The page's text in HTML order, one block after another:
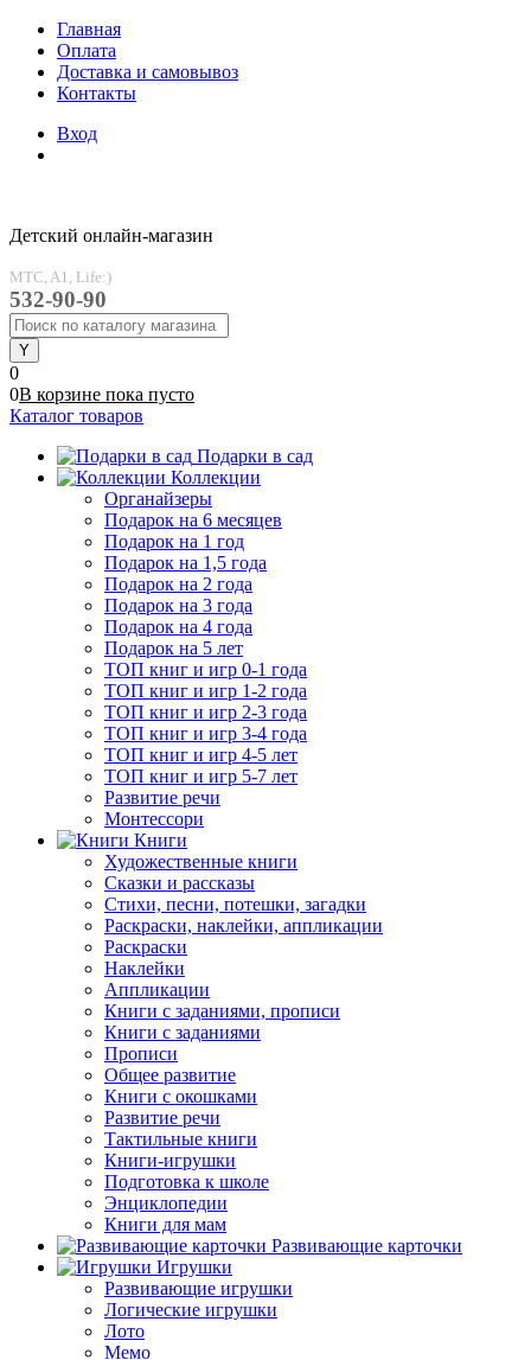
Главная
Оплата
Доставка и самовывоз
Контакты
Вход
Детский онлайн-магазин
MTC, A1, Life:)
532-90-90
0
0В корзине пока пусто
Каталог товаров
Подарки в сад
Коллекции
Органайзеры
Подарок на 6 месяцев
Подарок на 1 год
Подарок на 1,5 года
Подарок на 2 года
Подарок на 3 года
Подарок на 4 года
Подарок на 5 лет
ТОП книг и игр 0-1 года
ТОП книг и игр 1-2 года
ТОП книг и игр 2-3 года
ТОП книг и игр 3-4 года
ТОП книг и игр 4-5 лет
ТОП книг и игр 5-7 лет
Развитие речи
Монтессори
Книги
Художественные книги
Сказки и рассказы
Стихи, песни, потешки, загадки
Раскраски, наклейки, аппликации
Раскраски
Наклейки
Аппликации
Книги с заданиями, прописи
Книги с заданиями
Прописи
Общее развитие
Книги с окошками
Развитие речи
Тактильные книги
Книги-игрушки
Подготовка к школе
Энциклопедии
Книги для мам
Развивающие карточки
Игрушки
Развивающие игрушки
Логические игрушки
Лото
Мемо